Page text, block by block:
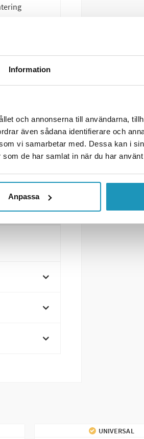
Information
och annonserna till användarna,
även sådana identifierare och
vi samarbetar med. Dessa kan i
de har samlat in när du har
Anpassa
UNIVERSAL